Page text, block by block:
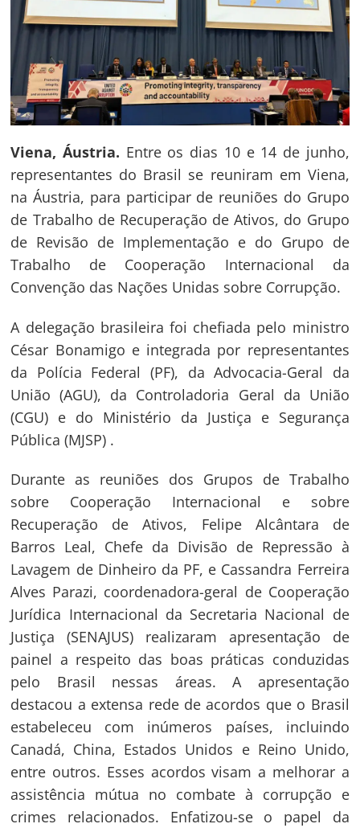
Viena, Áustria. Entre os dias 10 e 14 de junho,
representantes do Brasil se reuniram em Viena,
na Áustria, para participar de reuniões do Grupo
de Trabalho de Recuperação de Ativos, do Grupo
de Revisão de Implementação e do Grupo de
Trabalho de Cooperação Internacional da
Convenção das Nações Unidas sobre Corrupção.
A delegação brasileira foi chefiada pelo ministro
César Bonamigo e integrada por representantes
da Polícia Federal (PF), da Advocacia-Geral da
União (AGU), da Controladoria Geral da União
(CGU) e do Ministério da Justiça e Segurança
Pública (MJSP) .
Durante as reuniões dos Grupos de Trabalho
sobre Cooperação Internacional e sobre
Recuperação de Ativos, Felipe Alcântara de
Barros Leal, Chefe da Divisão de Repressão à
Lavagem de Dinheiro da PF, e Cassandra Ferreira
Alves Parazi, coordenadora-geral de Cooperação
Jurídica Internacional da Secretaria Nacional de
Justiça (SENAJUS) realizaram apresentação de
painel a respeito das boas práticas conduzidas
pelo Brasil nessas áreas. A apresentação
destacou a extensa rede de acordos que o Brasil
estabeleceu com inúmeros países, incluindo
Canadá, China, Estados Unidos e Reino Unido,
entre outros. Esses acordos visam a melhorar a
assistência mútua no combate à corrupção e
crimes relacionados. Enfatizou-se o papel da